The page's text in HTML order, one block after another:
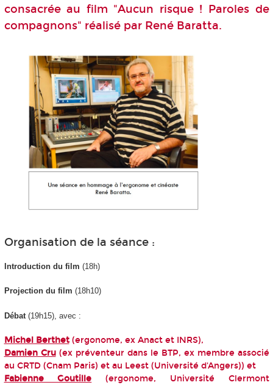
consacrée au film "Aucun risque ! Paroles de
compagnons" réalisé par René Baratta.
Organisation de la séance :
Introduction du film (18h)
Projection du film (18h10)
Débat (19h15), avec :
Michel Berthet (ergonome, ex Anact et INRS),
Damien Cru(ex préventeur dans le BTP, ex membre associé
au CRTD (Cnam Paris) et au Leest (Université d'Angers)) et
Fabienne Goutille
(ergonome, Université Clermont